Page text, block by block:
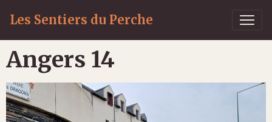
Les Sentiers du Perche
Angers 14